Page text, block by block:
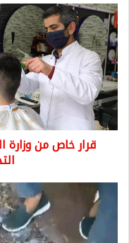
قرار
خاص
من
وزارة
التجارة
لمصففي
الشعر
وصالونات
التجميل
قرار خاص من وزارة
الكلاب
الضالة
تخلف